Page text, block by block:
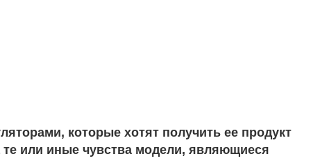
которые хотят получить ее продукт
или иные чувства модели, являющиеся